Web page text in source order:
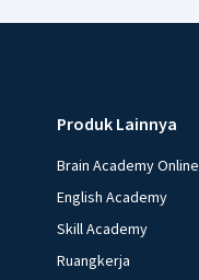
Produk Lainnya
Brain Academy Online
English Academy
Skill Academy
Ruangkerja